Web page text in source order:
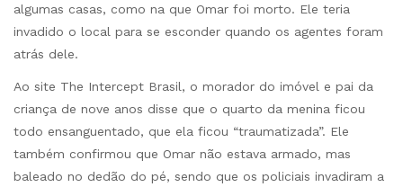
algumas casas, como na que Omar foi morto. Ele teria
invadido o local para se esconder quando os agentes foram
atrás dele.
Ao site The Intercept Brasil, o morador do imóvel e pai da
criança de nove anos disse que o quarto da menina ficou
todo ensanguentado, que ela ficou “traumatizada”. Ele
também confirmou que Omar não estava armado, mas
baleado no dedão do pé, sendo que os policiais invadiram a